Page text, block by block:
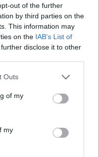
out of the further
by third parties on the
This information may
on the IAB’s List of
disclose it to other
one or more Google
You may click to
its third-party tags to
in below Google
Outs
of my
my
is. A módszertanok
kultúrát
csak egy megfelelően
meg részletesebben,
életciklus kezelése
rendelkeznek?
alapvetően három
Requirements
és formálja
A változás-kezelést,